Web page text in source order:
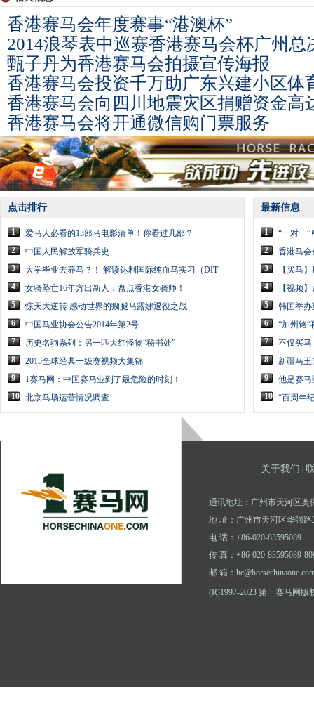
香港赛马会年度赛事“港澳杯”
2014浪琴表中巡赛香港赛马会杯广州总
甄子丹为香港赛马会拍摄宣传海报
香港赛马会投资千万助广东兴建小区体
香港赛马会向四川地震灾区捐赠资金高
香港赛马会将开通微信购门票服务
点击排行
1
爱马人必看的13部马电影清单！你看过几部？
2
中国人民解放军骑兵史
3
大学毕业去养马？！ 解读达利国际纯血马实习（DIT
4
女骑坠亡16年方出新人，盘点香港女骑师！
5
惊天大逆转 感动世界的瘸腿马露娜退役之战
6
中国马业协会公告2014年第2号
7
历史名驹系列：另一匹大红怪物“秘书处”
8
2015全球经典一级赛视频大集锦
9
1赛马网：中国赛马业到了最危险的时刻！
10 北京马场运营情况调查
最新信息
1
“一对一
2
香港马会
3
【买马
4
【视频
5
韩国举办
6
“加州铬”
7
不仅买马
8
新疆马王
9
他是赛马
10 “百周年
关于我们
通讯地址：广州市天河区奥
地 址：广州市天河区华强路
电 话：+86-020-83595089
传 真：+86-020-83595089-
邮 箱：
(R)1997-2023 第一赛马网版